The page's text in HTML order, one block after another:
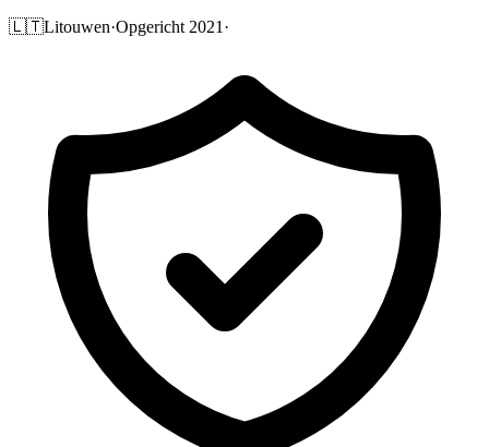
🇱🇹Litouwen·Opgericht 2021 ·